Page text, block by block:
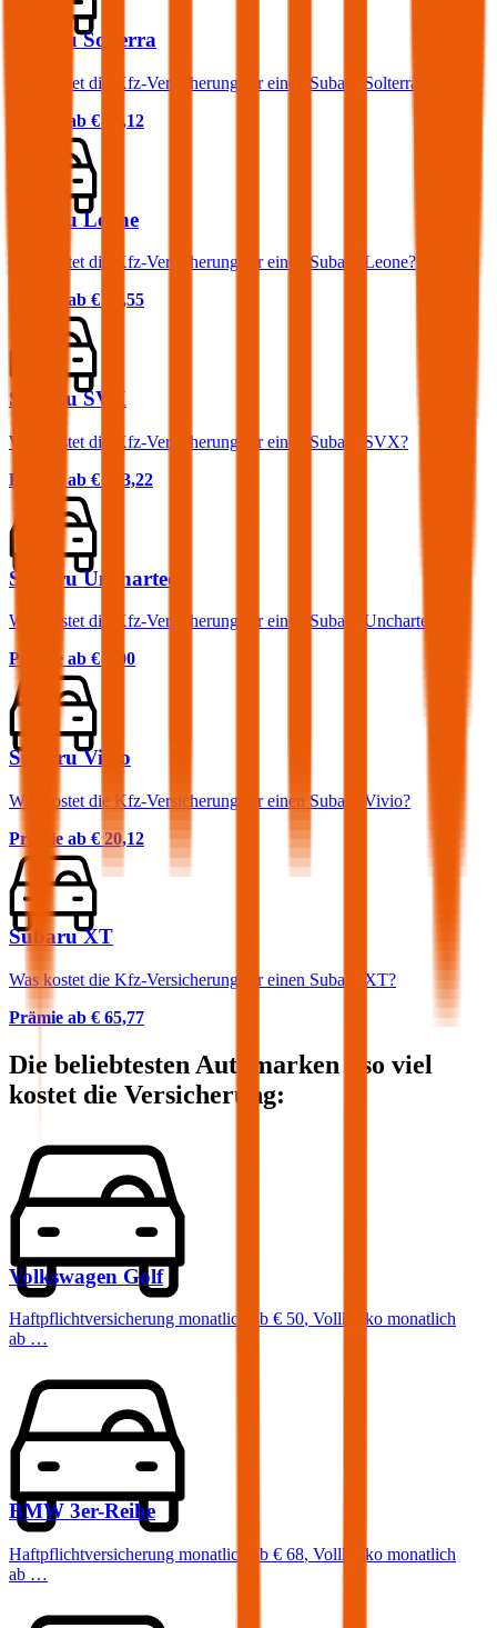
Subaru Solterra
Was kostet die Kfz-Versicherung für einen Subaru Solterra?
Prämie ab € 70,12
Subaru Leone
Was kostet die Kfz-Versicherung für einen Subaru Leone?
Prämie ab € 51,55
Subaru SVX
Was kostet die Kfz-Versicherung für einen Subaru SVX?
Prämie ab € 133,22
Subaru Uncharted
Was kostet die Kfz-Versicherung für einen Subaru Uncharted?
Prämie ab € 0,00
Subaru Vivio
Was kostet die Kfz-Versicherung für einen Subaru Vivio?
Prämie ab € 20,12
Subaru XT
Was kostet die Kfz-Versicherung für einen Subaru XT?
Prämie ab € 65,77
Die beliebtesten Automarken - so viel
kostet die Versicherung:
Volkswagen Golf
Haftpflichtversicherung monatlich ab € 50, Vollkasko monatlich
ab …
BMW 3er-Reihe
Haftpflichtversicherung monatlich ab € 68, Vollkasko monatlich
ab …